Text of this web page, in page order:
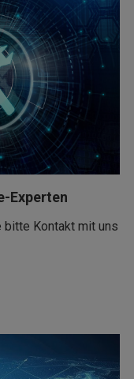
Experten
bitte Kontakt mit uns